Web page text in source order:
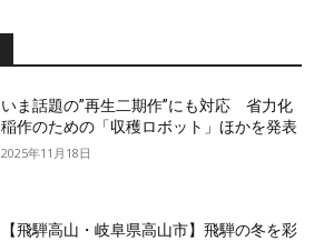
いま話題の”再生二期作”にも対応 省力化
稲作のための「収穫ロボット」ほかを発表
2025年11月18日
【飛騨高山・岐阜県高山市】飛騨の冬を彩